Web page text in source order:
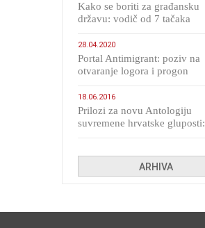
Kako se boriti za građansku
državu: vodič od 7 tačaka
28.04.2020
Portal Antimigrant: poziv na
otvaranje logora i progon
18.06.2016
Prilozi za novu Antologiju
suvremene hrvatske gluposti:
ARHIVA